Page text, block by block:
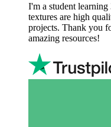
I'm a student
textures are high
projects. Thank you
amazing resources!